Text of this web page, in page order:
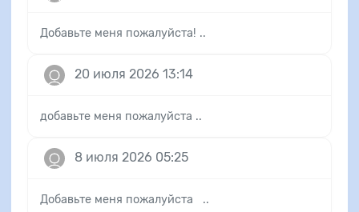
Добавьте меня пожалуйста! ..
20 июля 2026 13:14
добавьте меня пожалуйста ..
8 июля 2026 05:25
Добавьте меня пожалуйста ..